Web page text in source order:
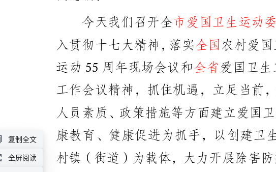
经济发展和社会进步所作的重大贡献
设惠及市民的小康社会和和谐。
复制全文
全屏阅读